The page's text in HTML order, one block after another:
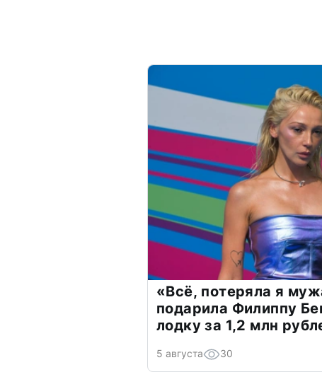
«Всё, потеряла я
подарила Филиппу
лодку за 1,2 млн
5 августа 30